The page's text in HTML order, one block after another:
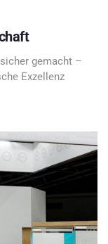
gemacht –
Exzellenz